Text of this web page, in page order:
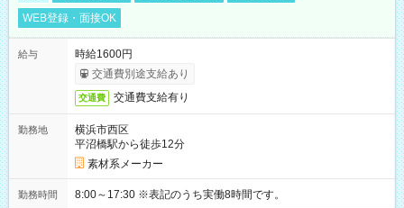
WEB登録・面接OK
給与
時給1600円
交通費別途支給あり
交通費 交通費支給有り
勤務地
横浜市西区
平沼橋駅から徒歩12分
素材系メーカー
勤務時間 8:00～17:30 ※表記のうち実働8時間です。